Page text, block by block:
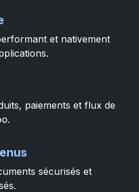
et nativement
paiements et flux de
sécurisés et